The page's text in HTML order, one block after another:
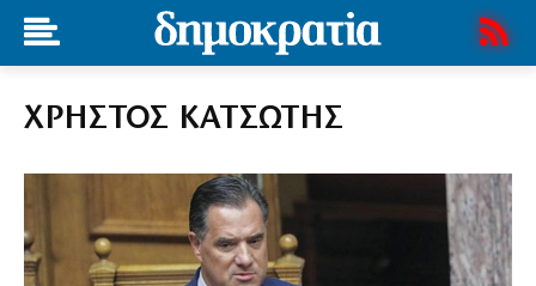
ΧΡΗΣΤΟΣ ΚΑΤΣΩΤΗΣ